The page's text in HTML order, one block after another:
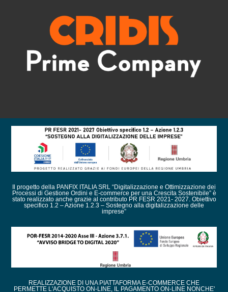
Il progetto della PANFIX ITALIA SRL “Digitalizzazione e Ottimizzazione dei
Processi di Gestione Ordini e E-commerce per una Crescita Sostenibile” è
stato realizzato anche grazie al contributo PR FESR 2021- 2027. Obiettivo
specifico 1.2 – Azione 1.2.3 – Sostegno alla digitalizzazione delle
imprese”
REALIZZAZIONE DI UNA PIATTAFORMA E-COMMERCE CHE
PERMETTE L'ACQUISTO ON-LINE, IL PAGAMENTO ON-LINE NONCHE'